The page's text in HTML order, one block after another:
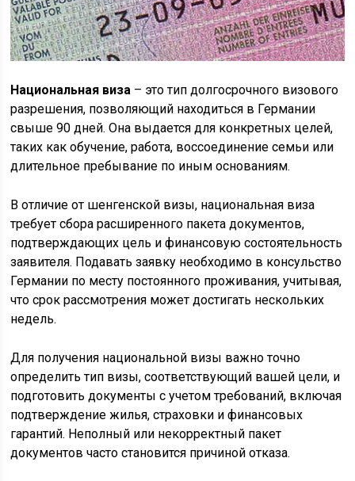
Национальная виза – это тип долгосрочного визового
разрешения, позволяющий находиться в Германии
свыше 90 дней. Она выдается для конкретных целей,
таких как обучение, работа, воссоединение семьи или
длительное пребывание по иным основаниям.
В отличие от шенгенской визы, национальная виза
требует сбора расширенного пакета документов,
подтверждающих цель и финансовую состоятельность
заявителя. Подавать заявку необходимо в консульство
Германии по месту постоянного проживания, учитывая,
что срок рассмотрения может достигать нескольких
недель.
Для получения национальной визы важно точно
определить тип визы, соответствующий вашей цели, и
подготовить документы с учетом требований, включая
подтверждение жилья, страховки и финансовых
гарантий. Неполный или некорректный пакет
документов часто становится причиной отказа.